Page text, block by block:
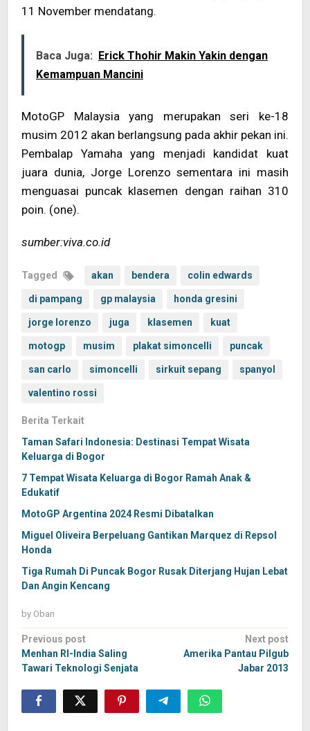
11 November mendatang.
Baca Juga: Erick Thohir Makin Yakin dengan
Kemampuan Mancini
MotoGP Malaysia yang merupakan seri ke-18
musim 2012 akan berlangsung pada akhir pekan ini.
Pembalap Yamaha yang menjadi kandidat kuat
juara dunia, Jorge Lorenzo sementara ini masih
menguasai puncak klasemen dengan raihan 310
poin. (one).
sumber:viva.co.id
Tagged akan bendera colin edwards
di pampang gp malaysia honda gresini
jorge lorenzo juga klasemen kuat
motogp musim plakat simoncelli puncak
san carlo simoncelli sirkuit sepang spanyol
valentino rossi
Berita Terkait
Taman Safari Indonesia: Destinasi Tempat Wisata
Keluarga di Bogor
7 Tempat Wisata Keluarga di Bogor Ramah Anak &
Edukatif
MotoGP Argentina 2024 Resmi Dibatalkan
Miguel Oliveira Berpeluang Gantikan Marquez di Repsol
Honda
Tiga Rumah Di Puncak Bogor Rusak Diterjang Hujan Lebat
Dan Angin Kencang
by Oban
Post
navigation
Previous post
Menhan RI-India Saling
Tawari Teknologi Senjata
Next post
Amerika Pantau Pilgub
Jabar 2013